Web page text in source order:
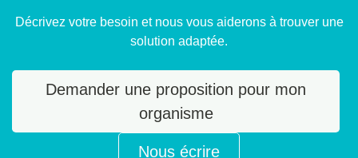
Décrivez votre besoin et nous vous aiderons à trouver une
solution adaptée.
Demander une proposition pour mon
organisme
Nous écrire